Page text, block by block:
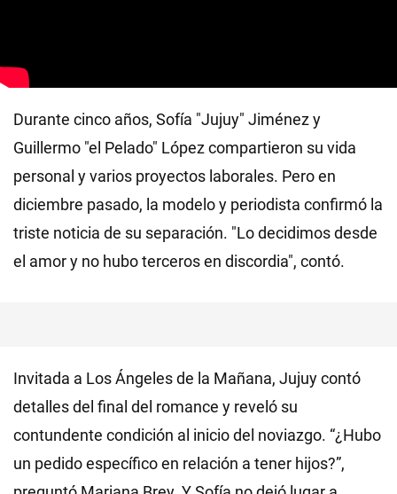
Durante cinco años, Sofía "Jujuy" Jiménez y
Guillermo "el Pelado" López compartieron su vida
personal y varios proyectos laborales. Pero en
diciembre pasado, la modelo y periodista confirmó la
triste noticia de su separación. "Lo decidimos desde
el amor y no hubo terceros en discordia", contó.
Invitada a Los Ángeles de la Mañana, Jujuy contó
detalles del final del romance y reveló su
contundente condición al inicio del noviazgo. “¿Hubo
un pedido específico en relación a tener hijos?”,